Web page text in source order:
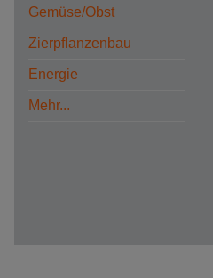
Gemüse/Obst
Zierpflanzenbau
Energie
Mehr...